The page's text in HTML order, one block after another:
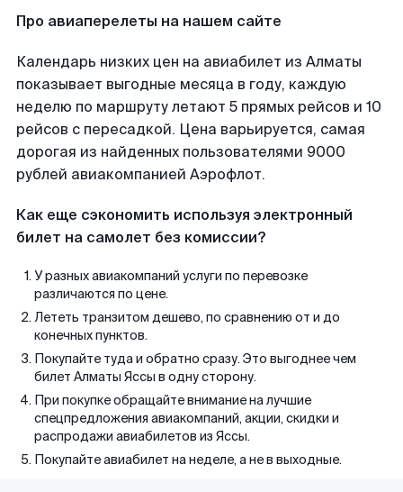
Про авиаперелеты на нашем сайте
Календарь низких цен на авиабилет из Алматы
показывает выгодные месяца в году, каждую
неделю по маршруту летают 5 прямых рейсов и 10
рейсов с пересадкой. Цена варьируется, самая
дорогая из найденных пользователями 9000
рублей авиакомпанией Аэрофлот.
Как еще сэкономить используя электронный
билет на самолет без комиссии?
У разных авиакомпаний услуги по перевозке
различаются по цене.
Лететь транзитом дешево, по сравнению от и до
конечных пунктов.
Покупайте туда и обратно сразу. Это выгоднее чем
билет Алматы Яссы в одну сторону.
При покупке обращайте внимание на лучшие
спецпредложения авиакомпаний, акции, скидки и
распродажи авиабилетов из Яссы.
Покупайте авиабилет на неделе, а не в выходные.